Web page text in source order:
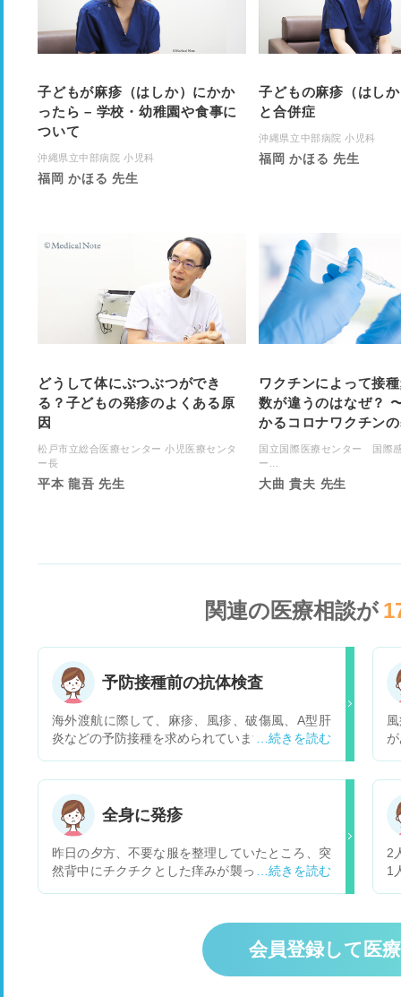
子どもが麻疹（はしか）にかか
ったら – 学校・幼稚園や食事に
ついて
沖縄県立中部病院 小児科
福岡 かほる 先生
子どもの麻疹（はし
と合併症
沖縄県立中部病院 小児科
福岡 かほる 先生
どうして体にぶつぶつができ
る？子どもの発疹のよくある原
因
松戸市立総合医療センター 小児医療センタ
ー長
平本 龍吾 先生
ワクチンによって接
数が違うのはなぜ？
かるコロナワクチン
国立国際医療センター 国際
ー...
大曲 貴夫 先生
関連の医療相談が
予防接種前の抗体検査
海外渡航に際して、麻疹、風疹、破傷風、A型肝
炎などの予防接種を求められています。 過去の接
は接種歴あるものの1回しか摂取していませでし
た。 このような場合、通常、抗体検査をして抗体
の有無を確認してから接種の検討をするのでしょ
うか。それとも切れている前提で抗体検査はせず
接種をするのでしょうか。ご助言いただけますと
幸いです。
全身に発疹
昨日の夕方、不要な服を整理していたところ、突
然背中にチクチクとした痒みが襲って掻いても治
に赤い湿疹ができているのに気づきました。 検索
しましたが、りんご病の発疹に似ています。 母に
聞いたところ、りんご病にはなっていないようで
す。 お風呂に入るとお腹と足にもできて、腕も赤
2
1
会員登録して医